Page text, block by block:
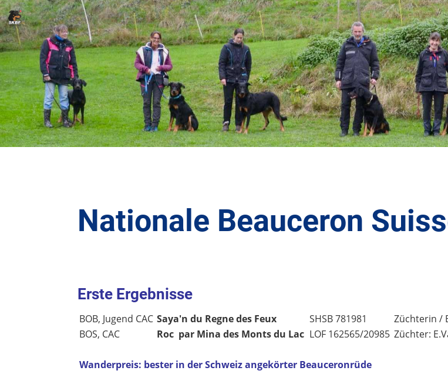
Nationale Beauceron
Erste Ergebnisse
BOB, Jugend CAC Saya'n du Regne des Feux SHSB 781981
Züchterin /
BOS, CAC
Roc par Mina des Monts du Lac LOF 162565/20985 Züchter:
Wanderpreis: bester in der Schweiz angekörter Beauceronrüde